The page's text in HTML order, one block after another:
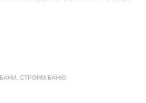
,СТРОИМ БАНЮ